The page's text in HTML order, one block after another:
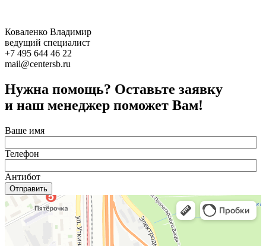
Коваленко Владимир
ведущий специалист
+7 495 644 46 22
mail@centersb.ru
Нужна помощь? Оставьте заявку
и наш менеджер поможет Вам!
Ваше имя
Телефон
Антибот
Отправить